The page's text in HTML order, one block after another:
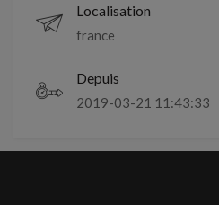
Localisation
france
Depuis
2019-03-21 11:43:33